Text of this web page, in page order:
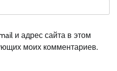
и адрес сайта в этом
моих комментариев.